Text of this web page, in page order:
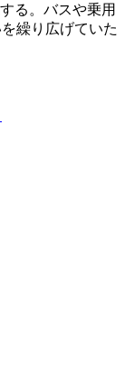
る。バスや乗用
繰り広げていた